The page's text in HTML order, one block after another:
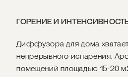
ГОРЕНИЕ И
Диффузора для дома
непрерывного испарения.
помещений площадью 15-20